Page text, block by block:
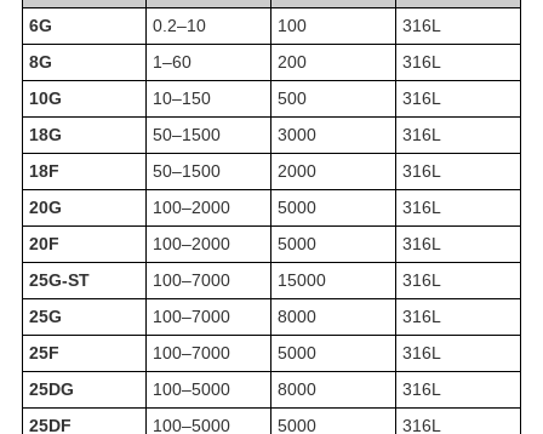
6G 0.2–10 100
316L
8G
1–60 200
316L
10G
10–150 500
316L
18G
50–1500 3000
316L
18F
50–1500 2000
316L
20G
100–2000 5000
316L
20F
100–2000 5000
316L
25G-ST
100–7000 15000
316L
25G
100–7000 8000
316L
25F
100–7000 5000
316L
25DG
100–5000 8000
316L
25DF
100–5000 5000 316L